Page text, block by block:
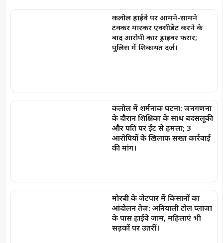
कलोल हाईवे पर आमने-सामने
टक्कर मारकर एक्सीडेंट करने के
बाद आरोपी कार ड्राइवर फरार;
पुलिस में शिकायत दर्ज।
कलोल में शर्मनाक घटना: जनगणना
के दौरान शिक्षिका के साथ बदसलूकी
और पति पर ईंट से हमला; 3
आरोपियों के खिलाफ सख्त कार्रवाई
की मांग।
मोरबी के जेटपार में किसानों का
आंदोलन तेज़: अनियाली टोल प्लाज़ा
के पास हाईवे जाम, महिलाएं भी
सड़कों पर उतरीं।